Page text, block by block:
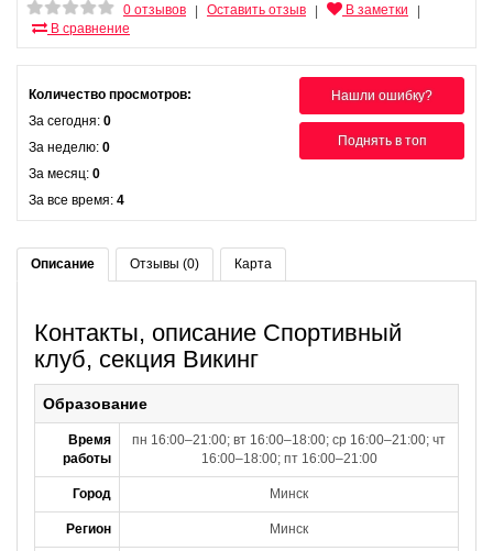
0 отзывов Оставить отзыв В заметки
В сравнение
Нашли ошибку?
Поднять в топ
Количество просмотров:
За сегодня: 0
За неделю: 0
За месяц: 0
За все время: 4
Описание Отзывы (0) Карта
Контакты, описание Спортивный
клуб, секция Викинг
Образование
Время
работы
пн 16:00–21:00; вт 16:00–18:00; ср 16:00–21:00; чт
16:00–18:00; пт 16:00–21:00
Город Минск
Регион Минск